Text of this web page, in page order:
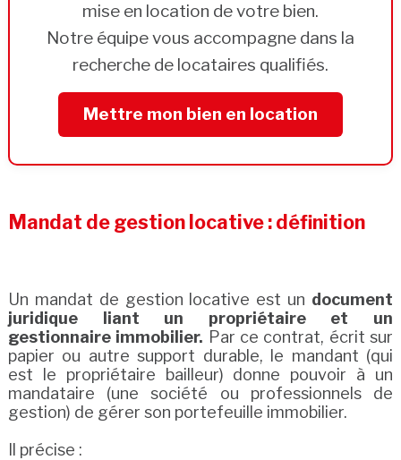
mise en location de votre bien.
Notre équipe vous accompagne dans la
recherche de locataires qualifiés.
Mettre mon bien en location
Mandat de gestion locative : définition
Un mandat de gestion locative est un document
juridique liant un propriétaire et un
gestionnaire immobilier. Par ce contrat, écrit sur
papier ou autre support durable, le mandant (qui
est le propriétaire bailleur) donne pouvoir à un
mandataire (une société ou professionnels de
gestion) de gérer son portefeuille immobilier.
Il précise :